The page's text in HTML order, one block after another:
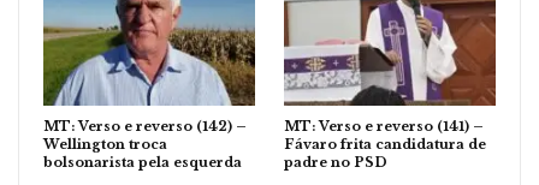
MT: Verso e reverso (142) –
Wellington troca
bolsonarista pela esquerda
MT: Verso e reverso (141) –
Fávaro frita candidatura de
padre no PSD